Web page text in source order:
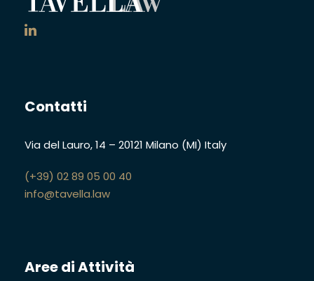
Contatti
Via del Lauro, 14 – 20121 Milano (MI) Italy
(+39) 02 89 05 00 40
info@tavella.law
Aree di Attività